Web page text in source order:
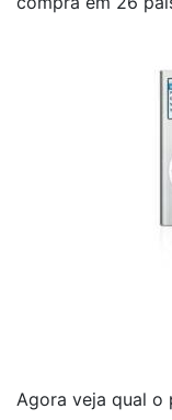
Agora veja qual o